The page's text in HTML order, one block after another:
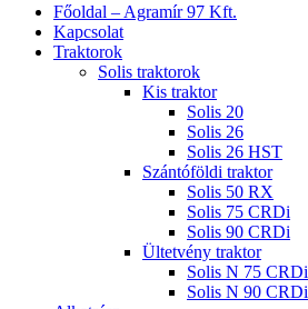
Close
Menu
Főoldal – Agramír 97 Kft.
Kapcsolat
Traktorok
Solis traktorok
Kis traktor
Solis 20
Solis 26
Solis 26 HST
Szántóföldi traktor
Solis 50 RX
Solis 75 CRDi
Solis 90 CRDi
Ültetvény traktor
Solis N 75 CRDi
Solis N 90 CRDi